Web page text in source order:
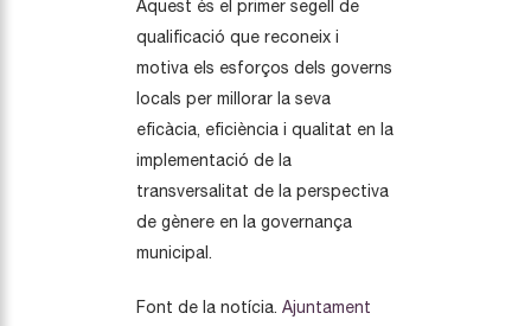
Aquest és el primer segell de
qualificació que reconeix i
motiva els esforços dels governs
locals per millorar la seva
eficàcia, eficiència i qualitat en la
implementació de la
transversalitat de la perspectiva
de gènere en la governança
municipal.
Font de la notícia. Ajuntament